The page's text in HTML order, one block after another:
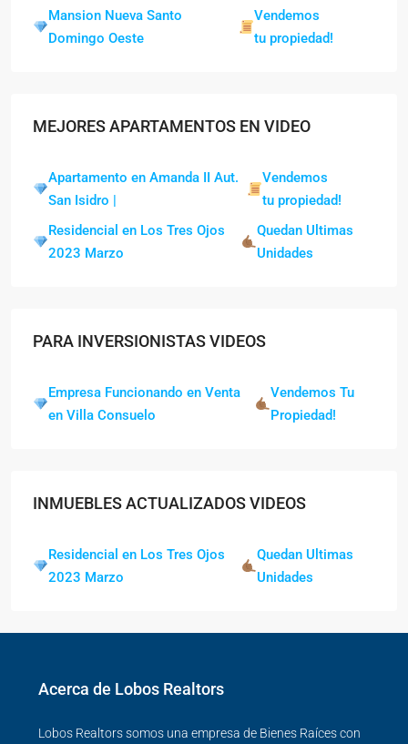
Mansion Nueva Santo
Domingo Oeste
Vendemos
tu propiedad!
MEJORES APARTAMENTOS EN VIDEO
Apartamento en Amanda II Aut.
San Isidro |
Vendemos
tu propiedad!
Residencial en Los Tres Ojos
2023 Marzo
Quedan Ultimas
Unidades
PARA INVERSIONISTAS VIDEOS
Empresa Funcionando en Venta
en Villa Consuelo
Vendemos Tu
Propiedad!
INMUEBLES ACTUALIZADOS VIDEOS
Residencial en Los Tres Ojos
2023 Marzo
Quedan Ultimas
Unidades
Acerca de Lobos Realtors
Lobos Realtors somos una empresa de Bienes Raíces con